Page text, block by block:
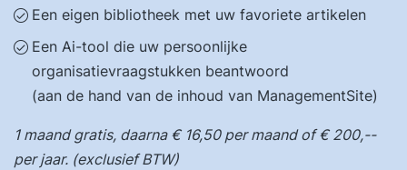
Een eigen bibliotheek met uw favoriete artikelen
Een Ai-tool die uw persoonlijke
organisatievraagstukken beantwoord
(aan de hand van de inhoud van ManagementSite)
1 maand gratis, daarna € 16,50 per maand of € 200,--
per jaar. (exclusief BTW)